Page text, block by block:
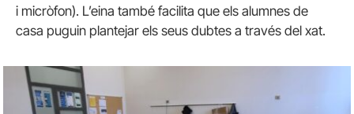
i micròfon). L’eina també facilita que els alumnes de
casa puguin plantejar els seus dubtes a través del xat.